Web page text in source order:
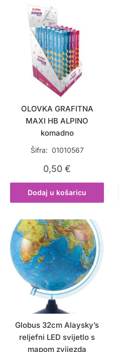
OLOVKA GRAFITNA
MAXI HB ALPINO
komadno
Šifra: 01010567
0,50€
Dodaj u košaricu
Globus 32cm Alaysky’s
reljefni LED svijetlo s
mapom zvijezda